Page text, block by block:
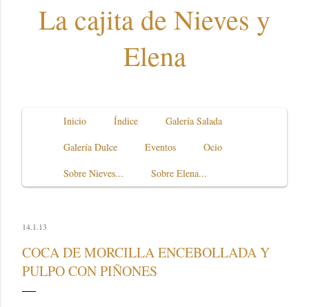
La cajita de Nieves y
Elena
Inicio Índice
Galería Salada
Galería Dulce
Eventos
Ocio
Sobre Nieves...
Sobre Elena...
14.1.13
COCA DE MORCILLA ENCEBOLLADA Y
PULPO CON PIÑONES